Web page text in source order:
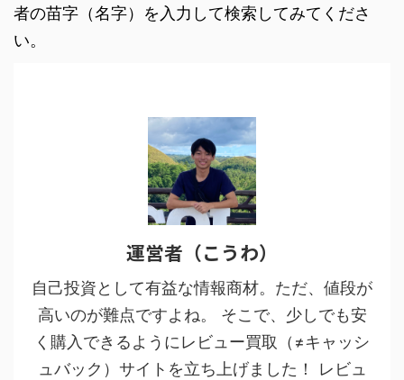
者の苗字（名字）を入力して検索してみてくださ
い。
運営者（こうわ）
自己投資として有益な情報商材。ただ、値段が
高いのが難点ですよね。 そこで、少しでも安
く購入できるようにレビュー買取（≠キャッシ
ュバック）サイトを立ち上げました！ レビュ